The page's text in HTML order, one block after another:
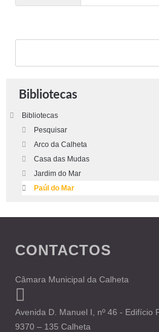
Bibliotecas
Bibliotecas
Pesquisar
Arco da Calheta
Casa das Mudas
Jardim do Mar
Paúl do Mar
CONTACTOS
Câmara Municipal da Calheta
Avenida D. Manuel I, nº 46 - Edifício
9370 – 135 Calheta